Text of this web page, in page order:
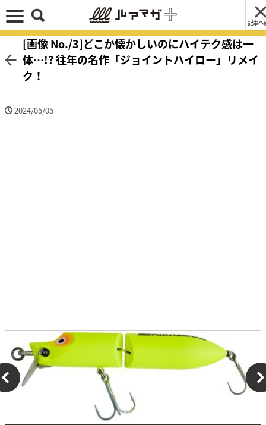
記事へ
[画像 No./3]どこか懐かしいのにハイテク感は一
体…!? 往年の名作「ジョイントハイロー」リメイ
ク！
2024/05/05